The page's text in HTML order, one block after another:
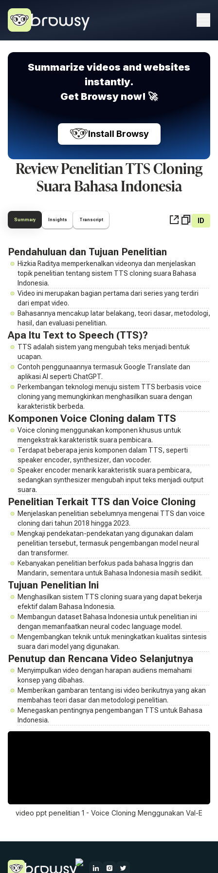
Summarize videos and websites
instantly.
Get Browsy now! 🚀
Install Browsy
Review Penelitian TTS Cloning
Suara Bahasa Indonesia
Summary Insights Transcript ID
Pendahuluan dan Tujuan Penelitian
Hizkia Raditya memperkenalkan videonya dan menjelaskan
topik penelitian tentang sistem TTS cloning suara Bahasa
Indonesia.
Video ini merupakan bagian pertama dari series yang terdiri
dari empat video.
Bahasannya mencakup latar belakang, teori dasar, metodologi,
hasil, dan evaluasi penelitian.
Apa Itu Text to Speech (TTS)?
TTS adalah sistem yang mengubah teks menjadi bentuk
ucapan.
Contoh penggunaannya termasuk Google Translate dan
aplikasi AI seperti ChatGPT.
Perkembangan teknologi menuju sistem TTS berbasis voice
cloning yang memungkinkan menghasilkan suara dengan
karakteristik berbeda.
Komponen Voice Cloning dalam TTS
Voice cloning menggunakan komponen khusus untuk
mengekstrak karakteristik suara pembicara.
Terdapat beberapa jenis komponen dalam TTS, seperti
speaker encoder, synthesizer, dan vocoder.
Speaker encoder menarik karakteristik suara pembicara,
sedangkan synthesizer mengubah input teks menjadi output
suara.
Penelitian Terkait TTS dan Voice Cloning
Menjelaskan penelitian sebelumnya mengenai TTS dan voice
cloning dari tahun 2018 hingga 2023.
Mengkaji pendekatan-pendekatan yang digunakan dalam
penelitian tersebut, termasuk pengembangan model neural
dan transformer.
Kebanyakan penelitian berfokus pada bahasa Inggris dan
Mandarin, sementara untuk Bahasa Indonesia masih sedikit.
Tujuan Penelitian Ini
Menghasilkan sistem TTS cloning suara yang dapat bekerja
efektif dalam Bahasa Indonesia.
Membangun dataset Bahasa Indonesia untuk penelitian ini
dengan memanfaatkan neural codec language model.
Mengembangkan teknik untuk meningkatkan kualitas sintesis
suara dari model yang digunakan.
Penutup dan Rencana Video Selanjutnya
Menyimpulkan video dengan harapan audiens memahami
konsep yang dibahas.
Memberikan gambaran tentang isi video berikutnya yang akan
membahas teori dasar dan metodologi penelitian.
Menegaskan pentingnya pengembangan TTS untuk Bahasa
Indonesia.
video ppt penelitian 1 - Voice Cloning Menggunakan Val-E